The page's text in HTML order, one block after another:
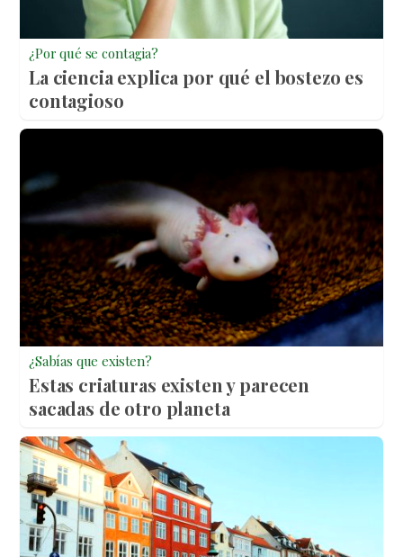
¿Por qué se contagia?
La ciencia explica por qué el bostezo es
contagioso
¿Sabías que existen?
Estas criaturas existen y parecen
sacadas de otro planeta